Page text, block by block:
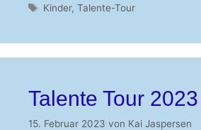
Schlagwörter
Kinder,Talente-Tour
Talente Tour 2023
15. Februar 2023 von Kai Jaspersen